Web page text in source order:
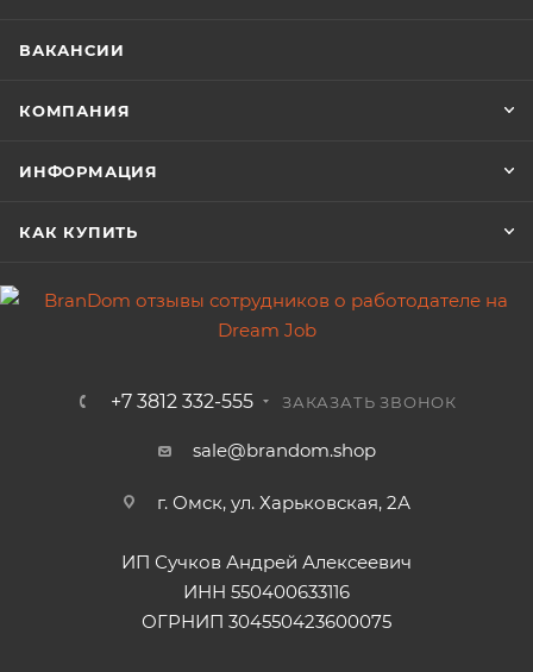
ВАКАНСИИ
КОМПАНИЯ
ИНФОРМАЦИЯ
КАК КУПИТЬ
+7 3812 332-555 ЗАКАЗАТЬ ЗВОНОК
sale@brandom.shop
г. Омск, ул. Харьковская, 2А
ИП Сучков Андрей Алексеевич
ИНН 550400633116
ОГРНИП 304550423600075